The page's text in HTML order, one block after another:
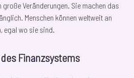
Veränderungen. Sie machen das
Menschen können weltweit an
egal wo sie sind.
Finanzsystems